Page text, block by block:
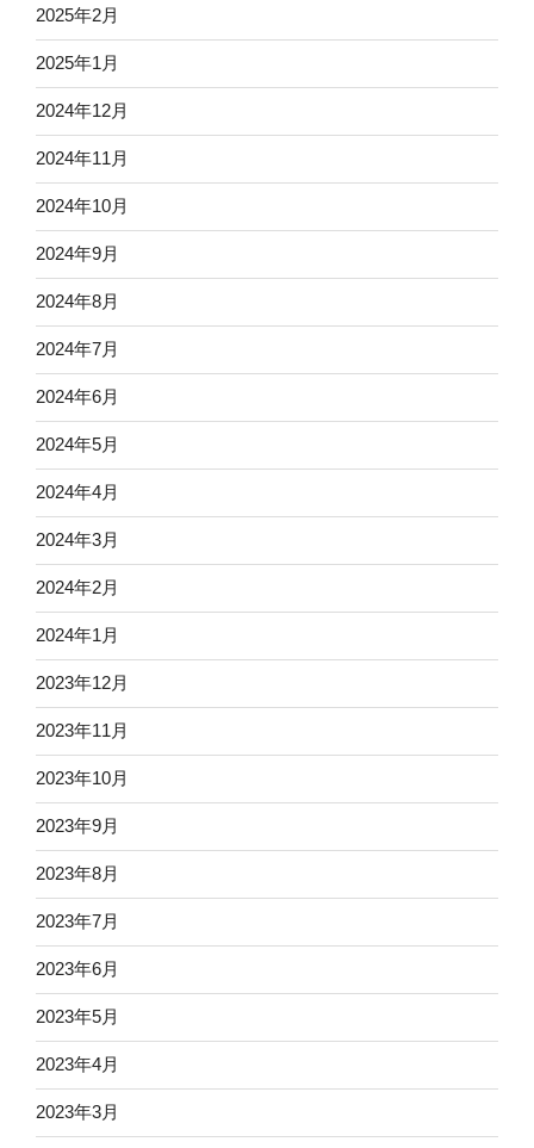
2025年2月
2025年1月
2024年12月
2024年11月
2024年10月
2024年9月
2024年8月
2024年7月
2024年6月
2024年5月
2024年4月
2024年3月
2024年2月
2024年1月
2023年12月
2023年11月
2023年10月
2023年9月
2023年8月
2023年7月
2023年6月
2023年5月
2023年4月
2023年3月